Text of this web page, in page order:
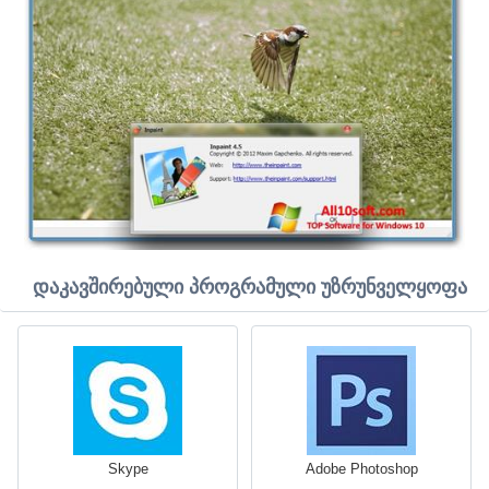
დაკავშირებული პროგრამული უზრუნველყოფა
Skype Adobe Photoshop